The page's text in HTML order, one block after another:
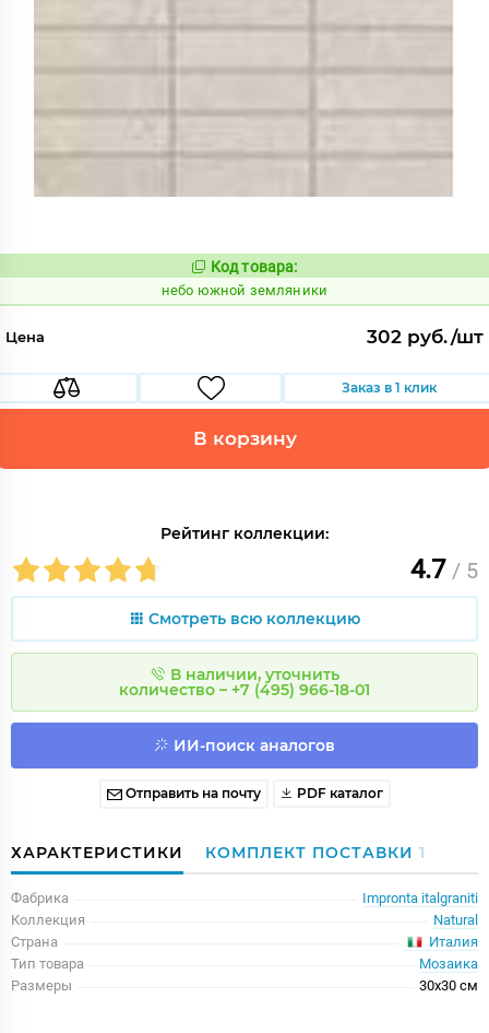
Код:
1124531
Код товара:
небо южной земляники
Цена 302 руб./шт
Заказ в 1 клик
В корзину
Рейтинг коллекции:
4.7 / 5
Смотреть всю коллекцию
В наличии, уточнить
количество – +7 (495) 966-18-01
ИИ-поиск аналогов
Отправить на почту PDF каталог
ХАРАКТЕРИСТИКИ КОМПЛЕКТ ПОСТАВКИ 1
Фабрика
Impronta italgraniti
Коллекция
Natural
Страна
Италия
Тип товара
Мозаика
Размеры
30x30 см